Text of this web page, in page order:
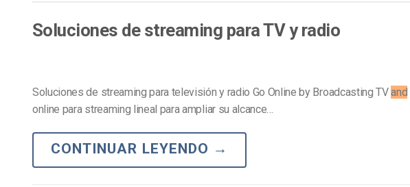
Soluciones de streaming para TV y radio
Soluciones de streaming para televisión y radio Go Online by Broadcasting TVand
online para streaming lineal para ampliar su alcance…
CONTINUAR LEYENDO →